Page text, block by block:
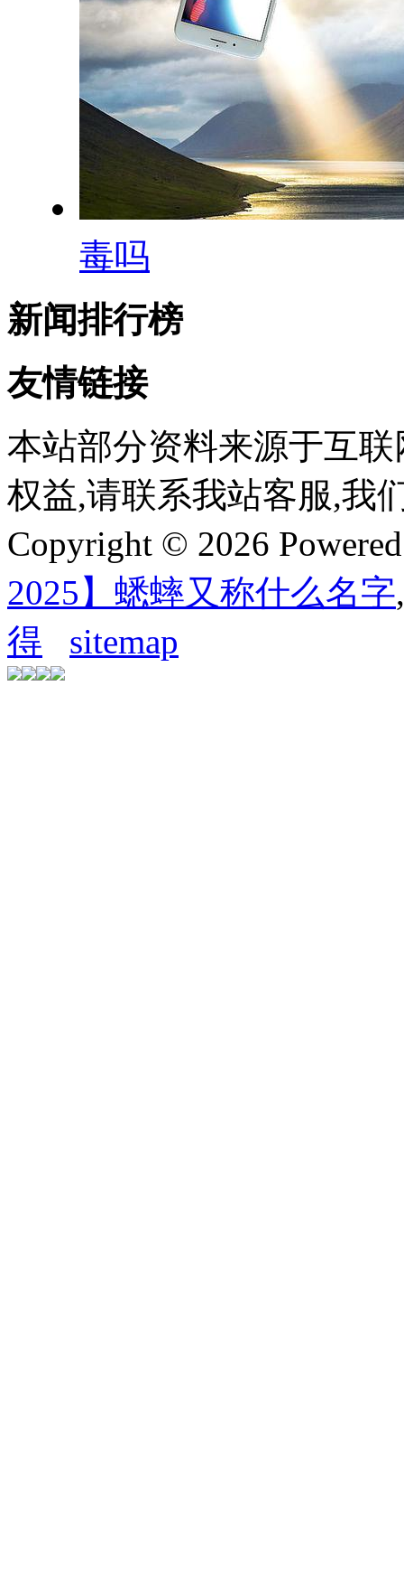
毒吗
新闻排行榜
友情链接
本站部分资料来源于互
权益,请联系我站客服,我
Copyright © 2026
2025】蟋蟀又称什么名字,
得
sitemap